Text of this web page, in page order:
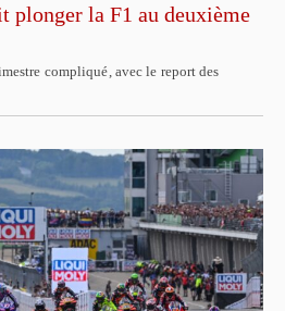
plonger la F1 au deuxième
compliqué, avec le report des